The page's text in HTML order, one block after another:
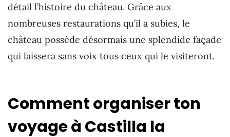
détail l’histoire du château. Grâce aux
nombreuses restaurations qu’il a subies, le
château possède désormais une splendide façade
qui laissera sans voix tous ceux qui le visiteront.
Comment organiser ton
voyage à Castilla la